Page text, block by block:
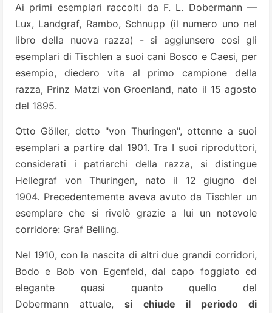
Ai primi esemplari raccolti da F. L. Dobermann —
Lux, Landgraf, Rambo, Schnupp (il numero uno nel
libro della nuova razza) - si aggiunsero cosi gli
esemplari di Tischlen a suoi cani Bosco e Caesi, per
esempio, diedero vita al primo campione della
razza, Prinz Matzi von Groenland, nato il 15 agosto
del 1895.
Otto Göller, detto "von Thuringen", ottenne a suoi
esemplari a partire dal 1901. Tra I suoi riproduttori,
considerati i patriarchi della razza, si distingue
Hellegraf von Thuringen, nato il 12 giugno del
1904. Precedentemente aveva avuto da Tischler un
esemplare che si rivelò grazie a lui un notevole
corridore: Graf Belling.
Nel 1910, con la nascita di altri due grandi corridori,
Bodo e Bob von Egenfeld, dal capo foggiato ed
elegante quasi quanto quello del
Dobermann attuale,si chiude il periodo di